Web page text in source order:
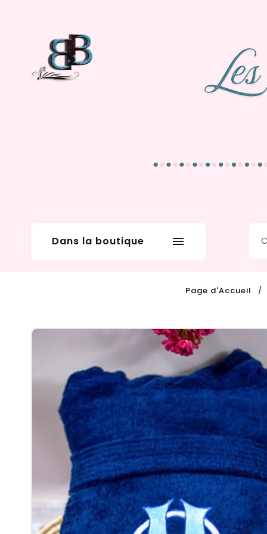
Dans la boutique 
Page d'Accueil